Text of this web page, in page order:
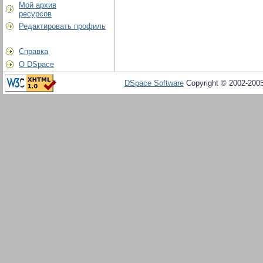
Мой архив
ресурсов
Редактировать профиль
Справка
О DSpace
DSpace Software Copyright © 2002-